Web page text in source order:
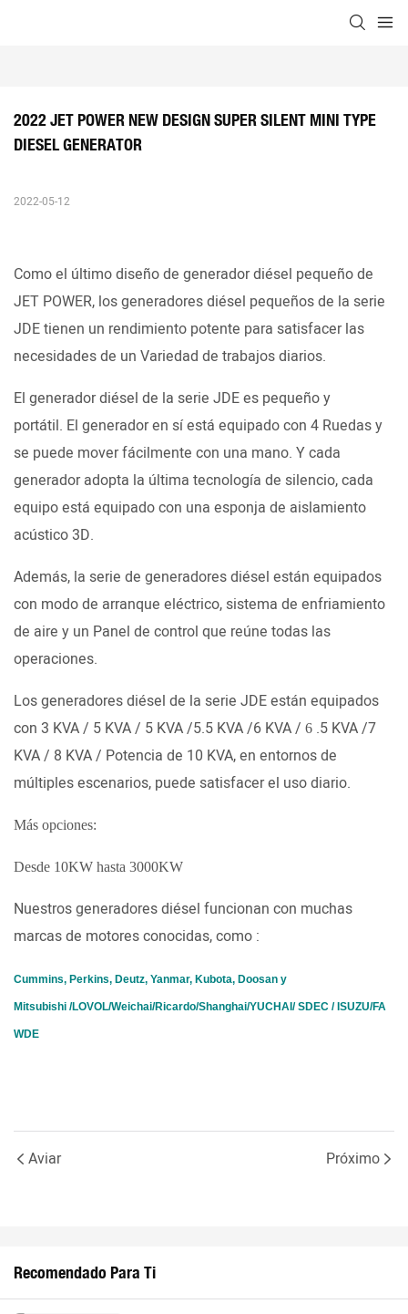
2022 JET POWER NEW DESIGN SUPER SILENT MINI TYPE
DIESEL GENERATOR
2022-05-12
Como el último diseño de generador diésel pequeño de
JET POWER, los generadores diésel pequeños de la serie
JDE tienen un rendimiento potente para satisfacer las
necesidades de un Variedad de trabajos diarios.
El generador diésel de la serie JDE es pequeño y
portátil. El generador en sí está equipado con 4 Ruedas y
se puede mover fácilmente con una mano. Y cada
generador adopta la última tecnología de silencio, cada
equipo está equipado con una esponja de aislamiento
acústico 3D.
Además, la serie de generadores diésel están equipados
con modo de arranque eléctrico, sistema de enfriamiento
de aire y un Panel de control que reúne todas las
operaciones.
Los generadores diésel de la serie JDE están equipados
con 3 KVA / 5 KVA / 5 KVA /5.5 KVA /6 KVA / 6 .5 KVA /7
KVA / 8 KVA / Potencia de 10 KVA, en entornos de
múltiples escenarios, puede satisfacer el uso diario.
Más opciones:
Desde 10KW hasta 3000KW
Nuestros generadores diésel funcionan con muchas
marcas de motores conocidas, como :
Cummins, Perkins, Deutz, Yanmar, Kubota, Doosan y
Mitsubishi /LOVOL/Weichai/Ricardo/Shanghai/YUCHAI/ SDEC / ISUZU/FA
WDE
Aviar Próximo
Recomendado Para Ti